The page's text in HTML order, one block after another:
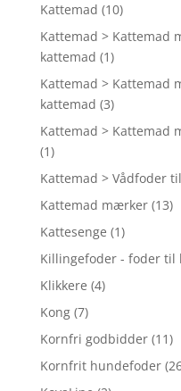
Kattemad (10)
Kattemad > Kattemad
kattemad (1)
Kattemad > Kattemad
kattemad (3)
Kattemad > Kattemad
(1)
Kattemad > Vådfoder
Kattemad mærker (13)
Kattesenge (1)
Killingefoder - foder til
Klikkere (4)
Kong (7)
Kornfri godbidder (11)
Kornfrit hundefoder